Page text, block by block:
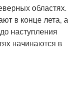
областях.
в конце лета, а
наступления
начинаются в